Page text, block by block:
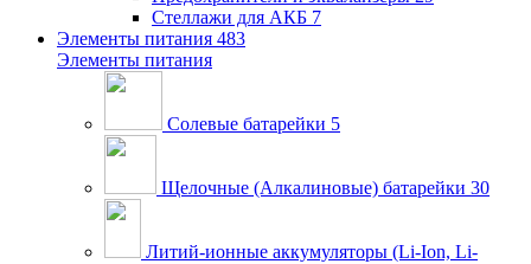
Стеллажи для АКБ 7
Элементы питания 483
Элементы питания
Солевые батарейки 5
Щелочные (Алкалиновые) батарейки 30
Литий-ионные аккумуляторы (Li-Ion, Li-